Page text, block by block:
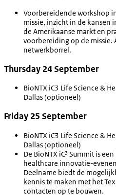
Voorbereidende workshop
missie, inzicht in de kansen
de Amerikaanse markt en
voorbereiding op de missie.
netwerkborrel.
Thursday 24 September
BioNTX iC3 Life Science &
Dallas (optioneel)
Friday 25 September
BioNTX iC3 Life Science &
Dallas (optioneel)
De BioNTX iC³ Summit is
healthcare innovatie-
Deelname biedt de
kennis te maken met het
contacten op te bouwen.